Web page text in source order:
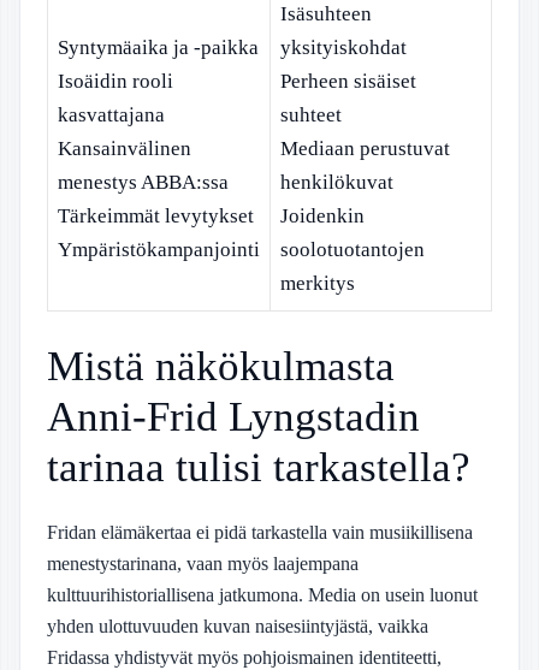
Syntymäaika ja -paikka
Isoäidin rooli
kasvattajana
Kansainvälinen
menestys ABBA:ssa
Tärkeimmät levytykset
Ympäristökampanjointi
Isäsuhteen
yksityiskohdat
Perheen sisäiset
suhteet
Mediaan perustuvat
henkilökuvat
Joidenkin
soolotuotantojen
merkitys
Mistä näkökulmasta
Anni-Frid Lyngstadin
tarinaa tulisi tarkastella?
Fridan elämäkertaa ei pidä tarkastella vain musiikillisena
menestystarinana, vaan myös laajempana
kulttuurihistoriallisena jatkumona. Media on usein luonut
yhden ulottuvuuden kuvan naisesiintyjästä, vaikka
Fridassa yhdistyvät myös pohjoismainen identiteetti,